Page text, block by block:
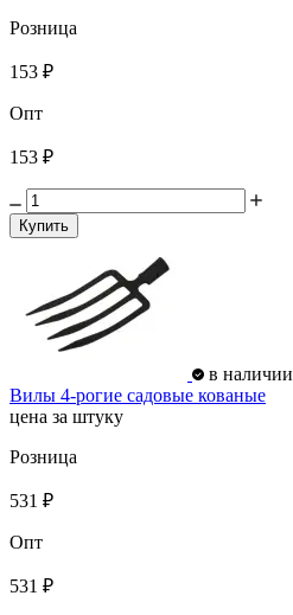
Розница
153 ₽
Опт
153 ₽
Купить
в наличии
Вилы 4-рогие садовые кованые
цена за штуку
Розница
531 ₽
Опт
531 ₽